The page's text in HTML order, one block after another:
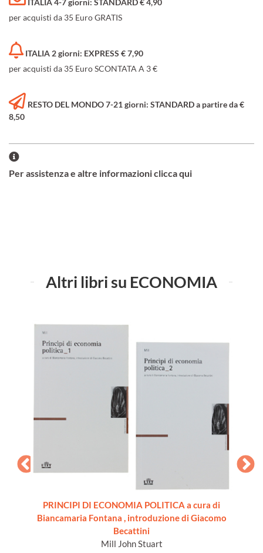
ITALIA 4-7 giorni: STANDARD € 4,90
per acquisti da 35 Euro GRATIS
ITALIA 2 giorni: EXPRESS € 7,90
per acquisti da 35 Euro SCONTATA A 3 €
RESTO DEL MONDO 7-21 giorni: STANDARD a partire da €
8,50
Per assistenza e altre informazioni clicca qui
Altri libri su ECONOMIA
PRINCIPI DI ECONOMIA POLITICA a cura di
Biancamaria Fontana , introduzione di Giacomo
Becattini
Mill John Stuart